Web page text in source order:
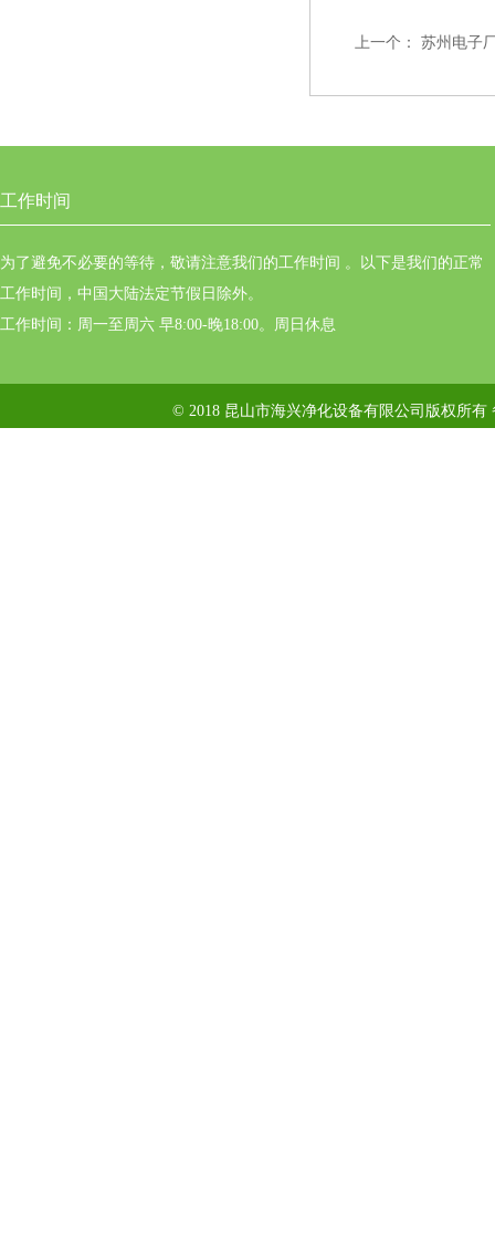
上一个： 苏州电子
工作时间
为了避免不必要的等待，敬请注意我们的工作时间 。以下是我们的正常
工作时间，中国大陆法定节假日除外。
工作时间：周一至周六 早8:00-晚18:00。周日休息
© 2018 昆山市海兴净化设备有限公司版权所有